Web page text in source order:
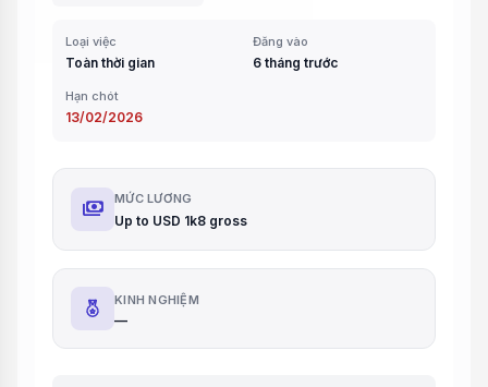
Loại việc
Toàn thời gian
Đăng vào
6 tháng trước
Hạn chót
13/02/2026
payments MỨC LƯƠNG
Up to USD 1k8 gross
KINH NGHIỆM
—